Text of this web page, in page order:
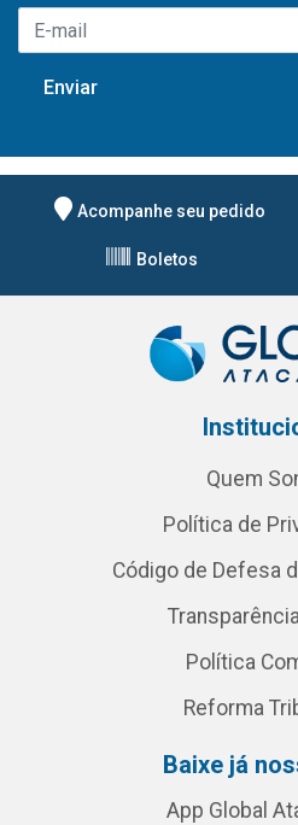
Acompanhe seu pedido
Boletos
Quem
Política de
Código de Defesa
Política
Reforma
Baixe já
App Global